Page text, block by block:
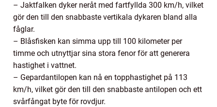
– Jaktfalken dyker neråt med fartfyllda 300 km/h, vilket
gör den till den snabbaste vertikala dykaren bland alla
fåglar.
– Blåsfisken kan simma upp till 100 kilometer per
timme och utnyttjar sina stora fenor för att generera
hastighet i vattnet.
– Gepardantilopen kan nå en topphastighet på 113
km/h, vilket gör den till den snabbaste antilopen och ett
svårfångat byte för rovdjur.